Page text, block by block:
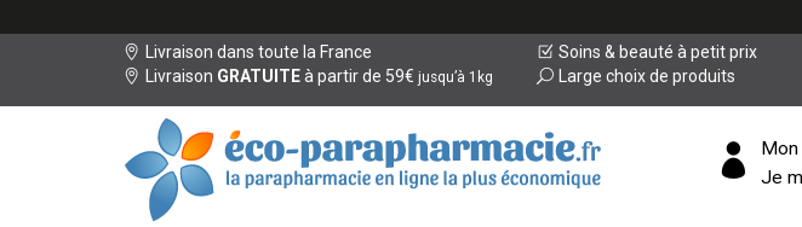
Livraison dans toute la France
Livraison GRATUITEà partir de 59€ jusqu’à 1kg
Soins & beauté à petit prix
Large choix de produits
Je